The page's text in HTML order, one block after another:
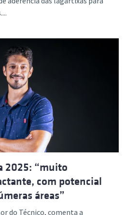
2025: “muito
com potencial
áreas”
do Técnico, comenta a